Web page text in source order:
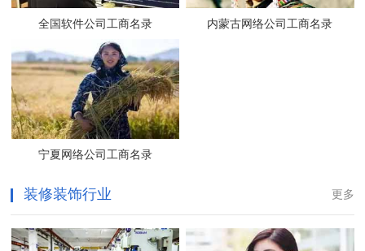
全国软件公司工商名录 内蒙古网络公司工商名录
宁夏网络公司工商名录
更多
装修装饰行业